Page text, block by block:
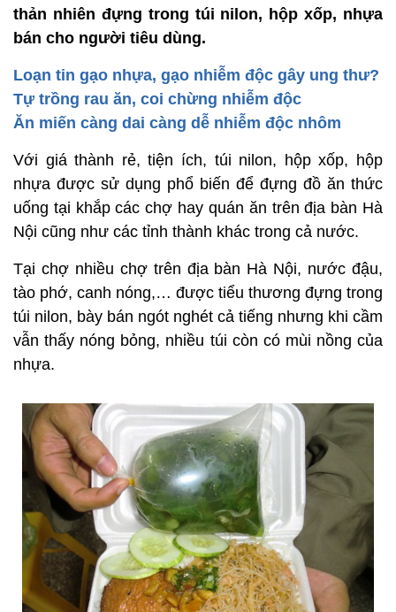
thản nhiên đựng trong túi nilon, hộp xốp, nhựa
bán cho người tiêu dùng.
Loạn tin gạo nhựa, gạo nhiễm độc gây ung thư?
Tự trồng rau ăn, coi chừng nhiễm độc
Ăn miến càng dai càng dễ nhiễm độc nhôm
Với giá thành rẻ, tiện ích, túi nilon, hộp xốp, hộp
nhựa được sử dụng phổ biến để đựng đồ ăn thức
uống tại khắp các chợ hay quán ăn trên địa bàn Hà
Nội cũng như các tỉnh thành khác trong cả nước.
Tại chợ nhiều chợ trên địa bàn Hà Nội, nước đậu,
tào phớ, canh nóng,… được tiểu thương đựng trong
túi nilon, bày bán ngót nghét cả tiếng nhưng khi cầm
vẫn thấy nóng bỏng, nhiều túi còn có mùi nồng của
nhựa.